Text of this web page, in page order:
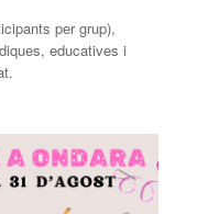
per grup),
educatives i